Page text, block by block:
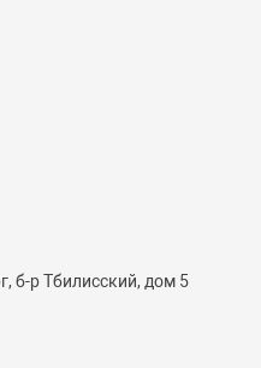
б-р Тбилисский, дом 5